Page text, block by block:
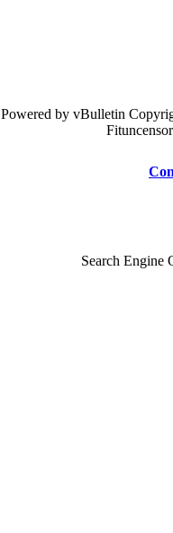
Powered by vBulletin
Search Engine